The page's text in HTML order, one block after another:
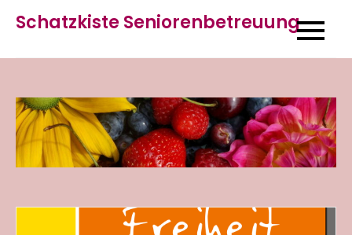
content
Schatzkiste Seniorenbetreuung